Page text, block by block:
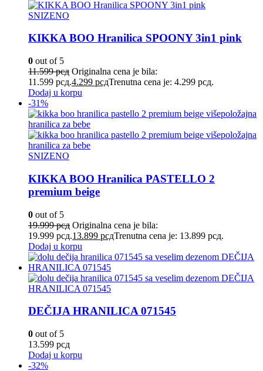
SNIZENO
KIKKA BOO Hranilica SPOONY 3in1 pink
0 out of 5
11.599рсд Originalna cena je bila:
11.599 рсд.4.299 рсдTrenutna cena je: 4.299 рсд.
Dodaj u korpu
-31%
SNIZENO
KIKKA BOO Hranilica PASTELLO 2
premium beige
0 out of 5
19.999рсд Originalna cena je bila:
19.999 рсд.13.899 рсдTrenutna cena je: 13.899 рсд.
Dodaj u korpu
DEČIJA HRANILICA 071545
0 out of 5
13.599 рсд
Dodaj u korpu
-32%